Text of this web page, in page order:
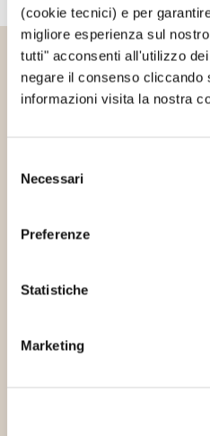
(cookie tecnici) e per
migliore esperienza sul
tutti" acconsenti all'utilizzo
negare il consenso cliccando
informazioni visita la nostra
delNecessari
Preferenze
Statistiche
Marketing
Altri articoli
Energie rinnovabili
Smartflower, il
Smartflower